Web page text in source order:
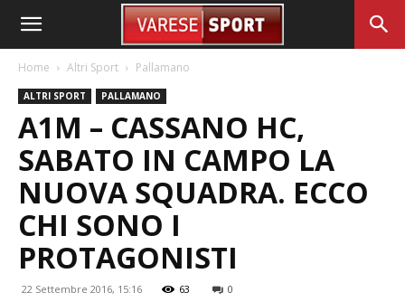
Home Altri Sport Pallamano
ALTRI SPORT PALLAMANO
A1M – CASSANO HC,
SABATO IN CAMPO LA
NUOVA SQUADRA. ECCO
CHI SONO I
PROTAGONISTI
22 Settembre 2016, 15:16 63 0